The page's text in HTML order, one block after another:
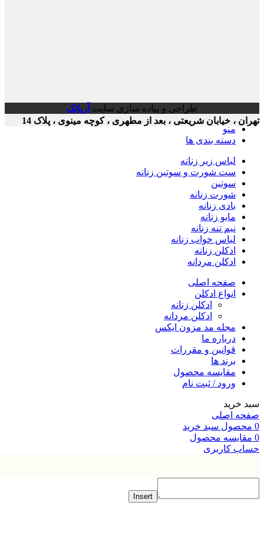
، خیابان شریعتی ، بعد از مطهری ، کوچه مینوی ، پلاک 14
طراحی و پیاده سازی سایتآریاتک
منو
دسته بندی ها
لباس زیر زنانه
ست شورت و سوتین زنانه
سوتین
شورت زنانه
بادی زنانه
مایو زنانه
نیم تنه زنانه
لباس خواب زنانه
ادکلن زنانه
ادکلن مردانه
صفحه اصلی
انواع ادکلن
ادکلن زنانه
ادکلن مردانه
مجله مد مزون ایکس
درباره ما
قوانین و مقررات
برند ها
مقایسه محصول
ورود / ثبت نام
اصلی
سبد خرید
محصول
کاربری
Insert